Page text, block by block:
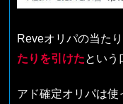
Reveオリパの当た
たりを引けたという
アド確定オリパは使